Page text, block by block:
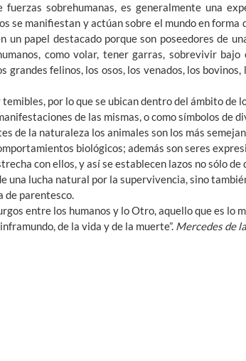
sobrehumanas, es generalmente una
se manifiestan y actúan sobre el mundo en forma
papel destacado porque son poseedores de
como volar, tener garras, sobrevivir bajo
grandes felinos, los osos, los venados, los bovinos,
por lo que se ubican dentro del ámbito de
de las mismas, o como símbolos de
de la naturaleza los animales son los más
biológicos; además son seres
con ellos, y así se establecen lazos no sólo de
una lucha natural por la supervivencia, sino
de parentesco.
entre los humanos y lo Otro, aquello que es lo
de la vida y de la muerte”. Mercedes de